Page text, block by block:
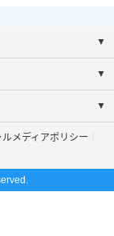
▼
▼
▼
ルメディアポリシー